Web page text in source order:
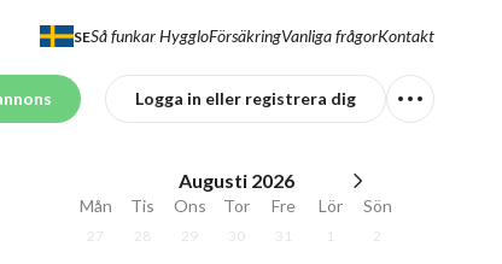
SESå funkar HyggloFörsäkringVanliga frågorKontakt
Logga in eller registrera dig
Augusti 2026
Mån Tis Ons Tor Fre Lör Sön
27 28 29 30 31 1 2